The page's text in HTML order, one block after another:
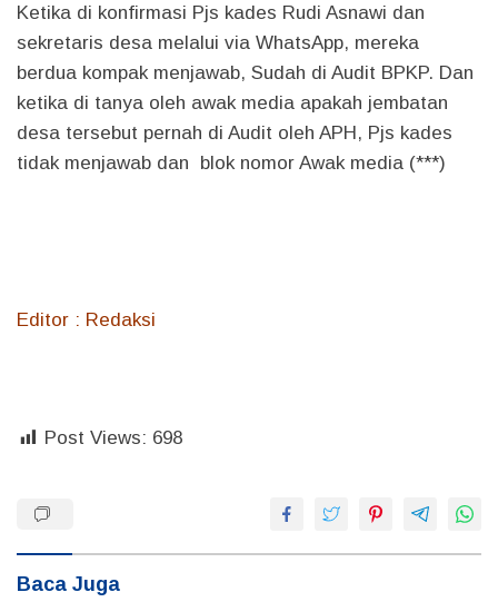
Ketika di konfirmasi Pjs kades Rudi Asnawi dan
sekretaris desa melalui via WhatsApp, mereka
berdua kompak menjawab, Sudah di Audit BPKP. Dan
ketika di tanya oleh awak media apakah jembatan
desa tersebut pernah di Audit oleh APH, Pjs kades
tidak menjawab dan blok nomor Awak media (***)
Editor : Redaksi
Post Views: 698
Baca Juga